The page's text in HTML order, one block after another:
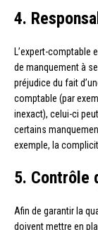
4.
L’expert-comptable
de manquement à
préjudice du fait
comptable (par
inexact), celui-ci
certains
exemple, la
5. Contrôle
Afin de garantir la
doivent mettre en